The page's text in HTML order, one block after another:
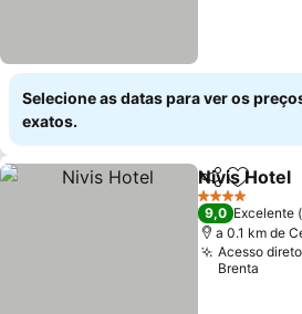
Selecione as datas para ver os
exatos.
Partilhar
Nivis Hotel
4 Estrelas
9,0 Excelente
a 0.1 km de
Acesso
Brenta